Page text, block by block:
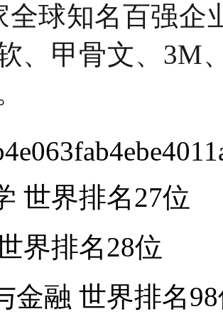
全球知名百强企
、甲骨文、3M
世界排名27位
界排名28位
金融 世界排名